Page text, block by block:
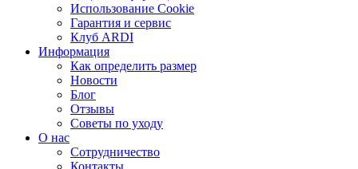
Использование Cookie
Гарантия и сервис
Клуб ARDI
Информация
Как определить размер
Новости
Блог
Отзывы
Советы по уходу
О нас
Сотрудничество
Контакты